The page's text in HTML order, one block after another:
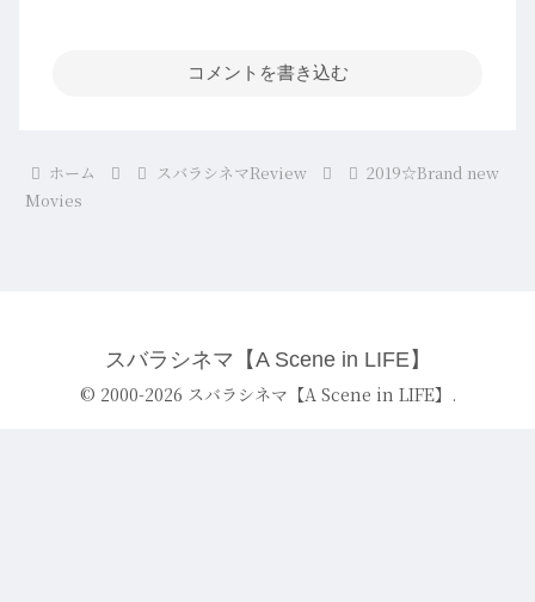
コメントを書き込む
ホーム スバラシネマReview
2019☆Brand new
Movies
スバラシネマ【A Scene in LIFE】
© 2000-2026 スバラシネマ【A Scene in LIFE】.